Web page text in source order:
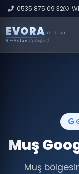
0535 875 09 32
EVORA DIJITAL
V — Value (İş Değeri)
Muş
Muş